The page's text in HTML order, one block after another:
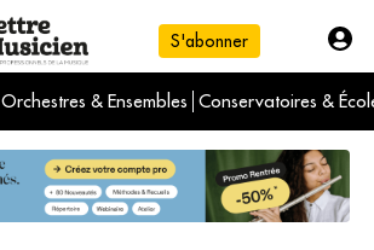
S'abonner
Orchestres & Ensembles Conservatoires &
L'info du jour
Le numéro du mois
International